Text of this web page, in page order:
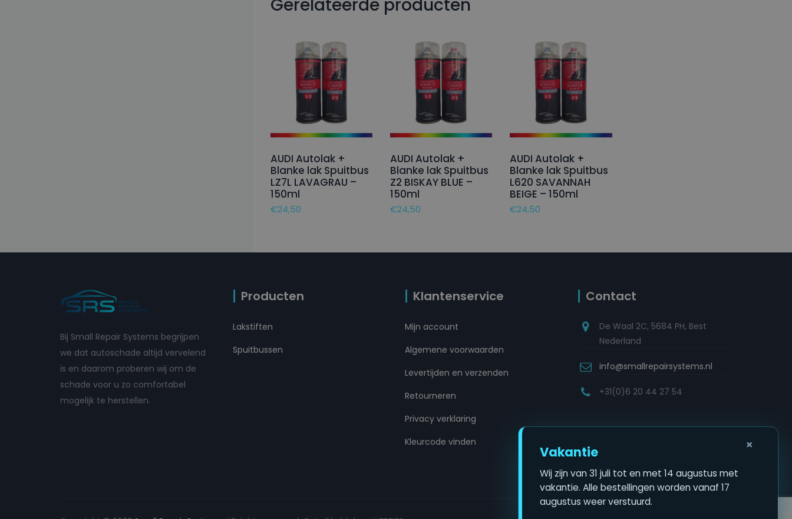
Gerelateerde producten
AUDI Autolak +
Blanke lak Spuitbus
LZ7L LAVAGRAU –
150ml
€24,50
AUDI Autolak +
Blanke lak Spuitbus
Z2 BISKAY BLUE –
150ml
€24,50
AUDI Autolak +
Blanke lak Spuitbus
L620 SAVANNAH
BEIGE – 150ml
€24,50
Bij Small Repair Systems begrijpen
we dat autoschade altijd vervelend
is en daarom proberen wij om de
schade voor u zo comfortabel
mogelijk te herstellen.
Producten
Lakstiften
Spuitbussen
Klantenservice
Mijn account
Algemene voorwaarden
Levertijden en verzenden
Retourneren
Privacy verklaring
Kleurcode vinden
Contact
De Waal 2C, 5684 PH, Best
Nederland
info@smallrepairsystems.nl
+31(0)6 20 44 27 54
×
Vakantie
Wij zijn van 31 juli tot en met 14 augustus met
vakantie. Alle bestellingen worden vanaf 17
augustus weer verstuurd.